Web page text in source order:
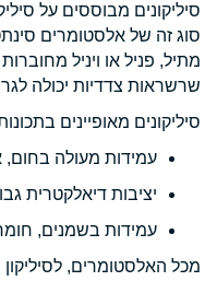
סיליקונים מבוססים על
סוג זה של אלסטומרים
מתיל, פניל או ויניל
שרשראות צדדיות יכולה
סיליקונים מאופיינים
עמידות מעולה בחום,
יציבות דיאלקטרית
עמידות בשמנים,
מכל האלסטומרים, לסיליקון